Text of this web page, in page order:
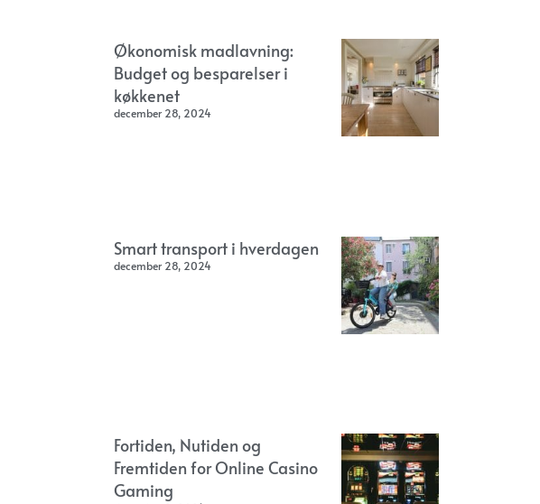
Økonomisk madlavning:
Budget og besparelser i
køkkenet
december 28, 2024
Smart transport i hverdagen
december 28, 2024
Fortiden, Nutiden og
Fremtiden for Online Casino
Gaming